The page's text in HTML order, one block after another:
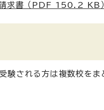
求書 （PDF 150.2 KB）
験される方は複数校をま